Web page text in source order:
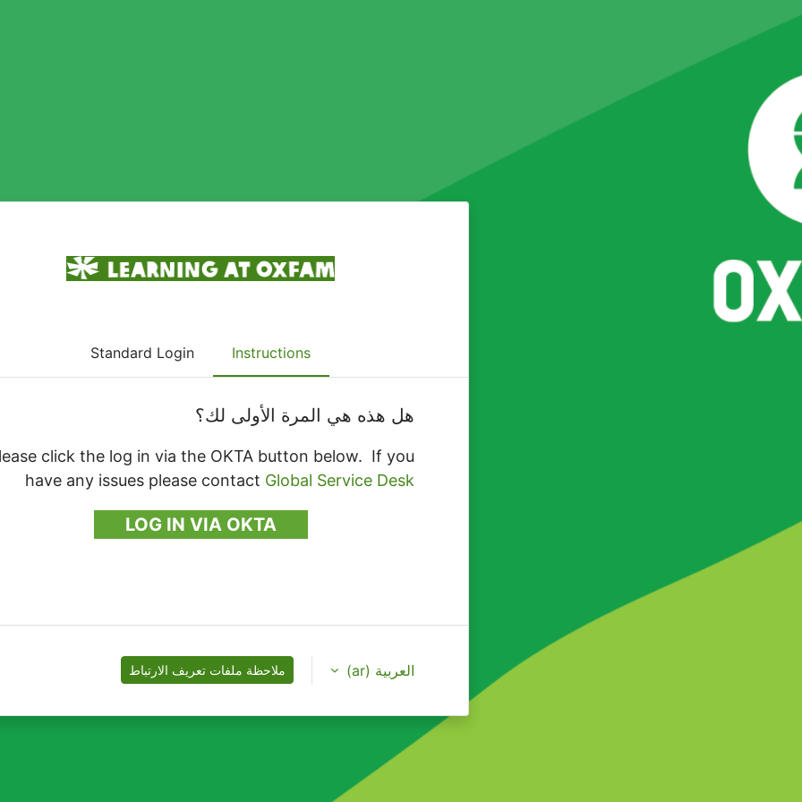
Standard Login Instructions
هل هذه هي المرة الأولى لك؟
click the log in via the OKTA button below. If you
have any issues please contact Global Service Desk
LOG IN VIA OKTA
العربية ‎(ar)‎ ملاحظة ملفات تعريف الارتباط